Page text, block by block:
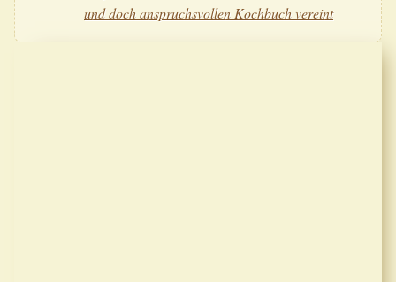
und doch anspruchsvollen Kochbuch vereint